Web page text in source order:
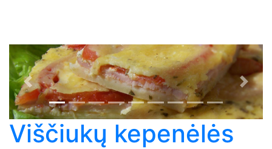
Previous Next
Viščiukų kepenėlės